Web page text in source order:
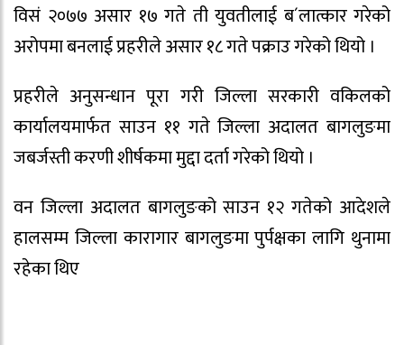
विसं २०७७ असार १७ गते ती युवतीलाई ब´लात्कार गरेको
अरोपमा बनलाई प्रहरीले असार १८ गते पक्राउ गरेको थियो ।
प्रहरीले अनुसन्धान पूरा गरी जिल्ला सरकारी वकिलको
कार्यालयमार्फत साउन ११ गते जिल्ला अदालत बागलुङमा
जबर्जस्ती करणी शीर्षकमा मुद्दा दर्ता गरेको थियो ।
वन जिल्ला अदालत बागलुङको साउन १२ गतेको आदेशले
हालसम्म जिल्ला कारागार बागलुङमा पुर्पक्षका लागि थुनामा
रहेका थिए